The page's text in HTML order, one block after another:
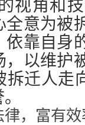
视角和
全意为被
依靠自身
，以维护
迁人走
律，富有效